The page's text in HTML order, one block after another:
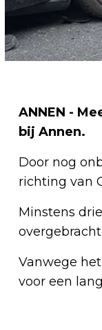
ANNEN -
bij Annen.
Door nog
richting van
Minstens
Vanwege
voor een